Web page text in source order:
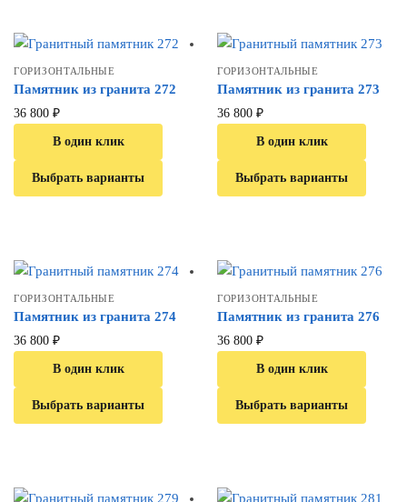
ГОРИЗОНТАЛЬНЫЕ
Памятник из гранита 272
36 800 ₽
В один клик
Выбрать варианты
ГОРИЗОНТАЛЬНЫЕ
Памятник из гранита 273
36 800 ₽
В один клик
Выбрать варианты
ГОРИЗОНТАЛЬНЫЕ
Памятник из гранита 274
36 800 ₽
В один клик
Выбрать варианты
ГОРИЗОНТАЛЬНЫЕ
Памятник из гранита 276
36 800 ₽
В один клик
Выбрать варианты